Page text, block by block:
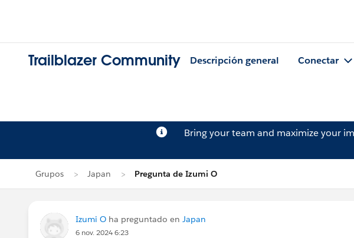
Trailblazer Community Descripción general Conectar
Bring your team and maximize your
Grupos Japan Pregunta de Izumi O
Izumi O ha preguntado en Japan
6 nov. 2024 6:23